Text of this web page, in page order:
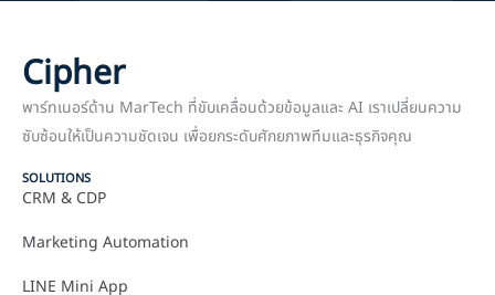
Cipher
พาร์ทเนอร์ด้าน MarTech ที่ขับเคลื่อนด้วยข้อมูลและ AI เราเปลี่ยนความ
ซับซ้อนให้เป็นความชัดเจน เพื่อยกระดับศักยภาพทีมและธุรกิจคุณ
SOLUTIONS
CRM & CDP
Marketing Automation
LINE Mini App